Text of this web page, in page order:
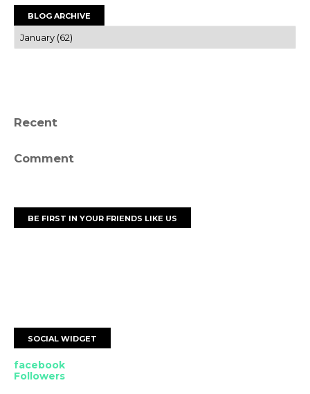
BLOG ARCHIVE
Recent
Comment
BE FIRST IN YOUR FRIENDS LIKE US
SOCIAL WIDGET
facebook
Followers